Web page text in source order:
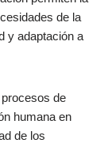
de la
y adaptación a
de
humana en
de los